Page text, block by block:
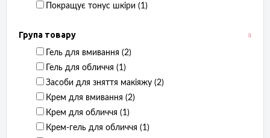
Покращує тонус шкіри ‏ (1)
Група товару
Гель для вмивання ‏ (2)
Гель для обличчя ‏ (1)
Засоби для зняття макіяжу ‏ (2)
Крем для вмивання ‏ (2)
Крем для обличчя ‏ (1)
Крем-гель для обличчя ‏ (1)